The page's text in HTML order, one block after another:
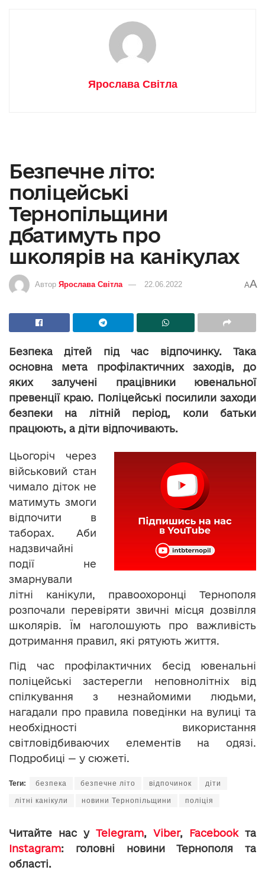
Ярослава Світла
Безпечне літо:
поліцейські
Тернопільщини
дбатимуть про
школярів на канікулах
Автор Ярослава Світла 22.06.2022 AA
Безпека дітей під час відпочинку. Така
основна мета профілактичних заходів, до
яких залучені працівники ювенальної
превенції краю. Поліцейські посилили заходи
безпеки на літній період, коли батьки
працюють, а діти відпочивають.
Цьогоріч через
військовий стан
чимало діток не
матимуть змоги
відпочити в
таборах. Аби
надзвичайні
події не
змарнували
літні канікули, правоохоронці Тернополя
розпочали перевіряти звичні місця дозвілля
школярів. Їм наголошують про важливість
дотримання правил, які рятують життя.
Під час профілактичних бесід ювенальні
поліцейські застерегли неповнолітніх від
спілкування з незнайомими людьми,
нагадали про правила поведінки на вулиці та
необхідності використання
світловідбиваючих елементів на одязі.
Подробиці — у сюжеті.
Теги: безпека безпечне літо відпочинок діти
літні канікули новини Тернопільщини поліція
Читайте нас у Telegram, Viber, Facebookта
Instagram: головні новини Тернополя та
області.